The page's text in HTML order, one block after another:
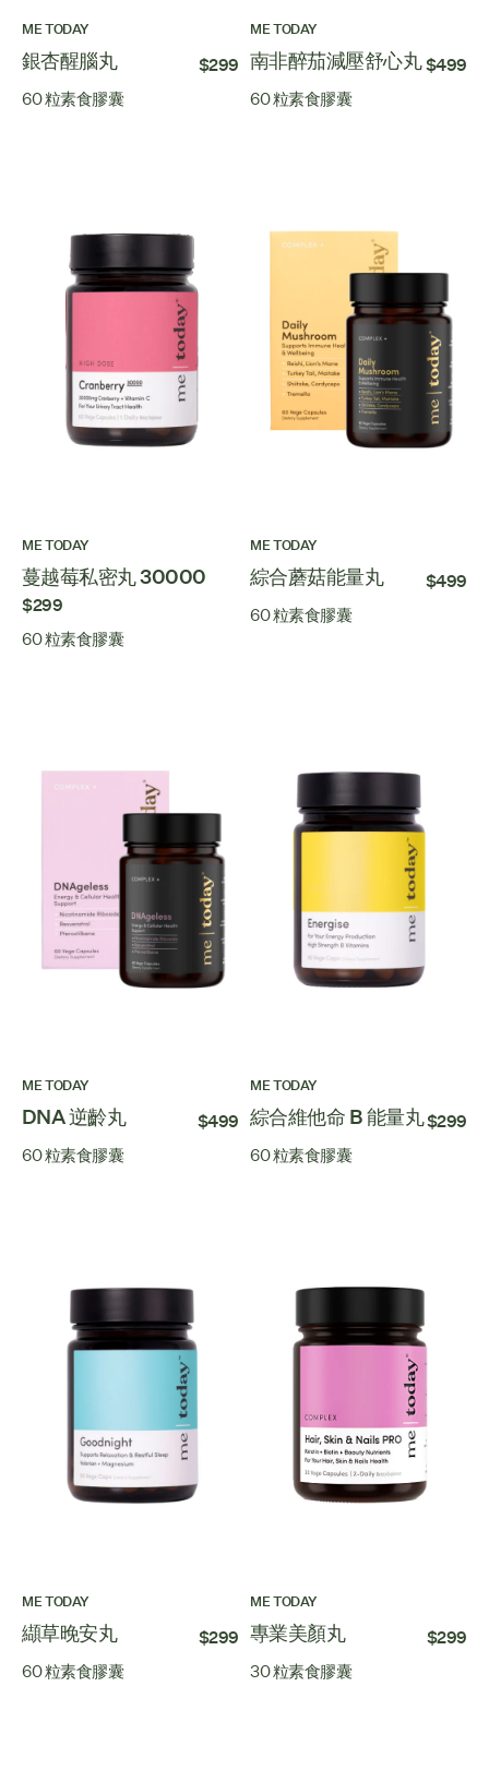
ME TODAY
銀杏醒腦丸 $299
60 粒素食膠囊
ME TODAY
南非醉茄減壓舒心丸$499
60 粒素食膠囊
ME TODAY
蔓越莓私密丸 30000
$299
60 粒素食膠囊
ME TODAY
綜合蘑菇能量丸 $499
60 粒素食膠囊
ME TODAY
DNA 逆齡丸 $499
60 粒素食膠囊
ME TODAY
綜合維他命 B 能量丸$299
60 粒素食膠囊
ME TODAY
纈草晚安丸 $299
60 粒素食膠囊
ME TODAY
專業美顏丸 $299
30 粒素食膠囊